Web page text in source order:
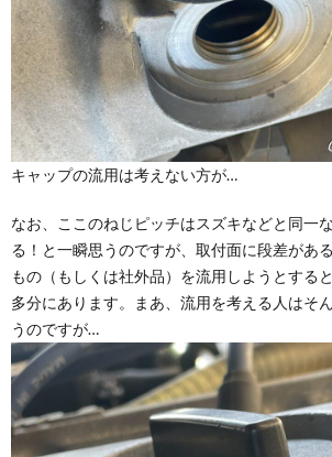
キャップの流用は考えない方が…
なお、ここのねじピッチはスズキなどと同一
る！と一瞬思うのですが、取付面に段差があ
もの（もしくは社外品）を流用しようとする
多分にあります。まあ、流用を考える人はそ
うのですが…